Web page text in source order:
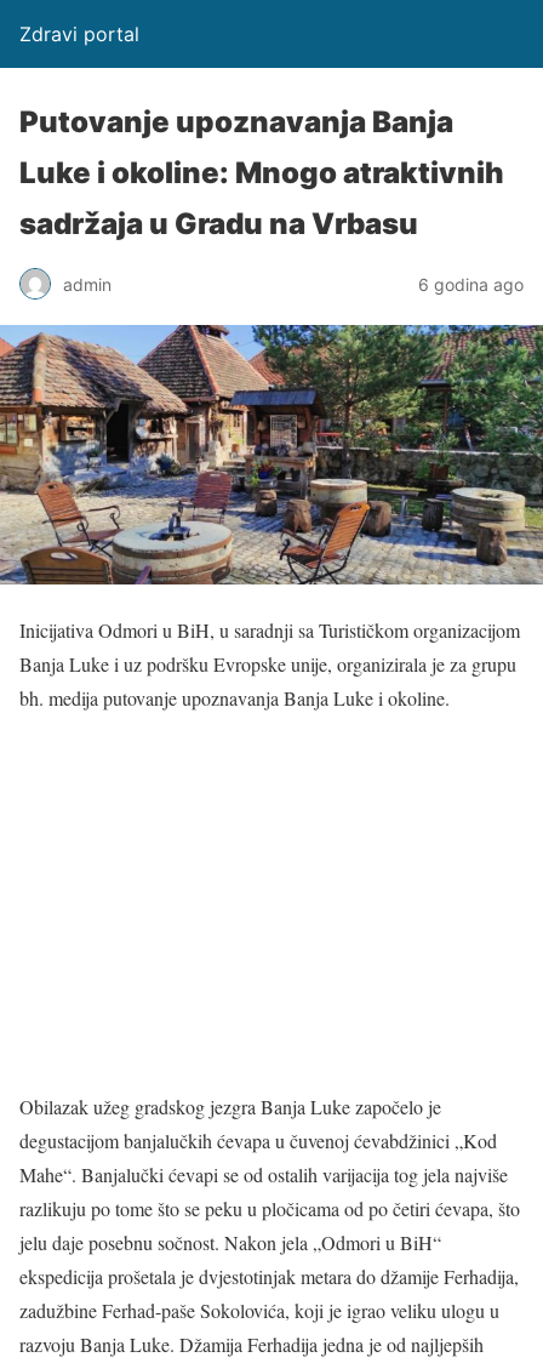
Zdravi portal
Putovanje upoznavanja Banja
Luke i okoline: Mnogo atraktivnih
sadržaja u Gradu na Vrbasu
admin 6 godina ago
Inicijativa Odmori u BiH, u saradnji sa Turističkom organizacijom
Banja Luke i uz podršku Evropske unije, organizirala je za grupu
bh. medija putovanje upoznavanja Banja Luke i okoline.
Obilazak užeg gradskog jezgra Banja Luke započelo je
degustacijom banjalučkih ćevapa u čuvenoj ćevabdžinici „Kod
Mahe“. Banjalučki ćevapi se od ostalih varijacija tog jela najviše
razlikuju po tome što se peku u pločicama od po četiri ćevapa, što
jelu daje posebnu sočnost. Nakon jela „Odmori u BiH“
ekspedicija prošetala je dvjestotinjak metara do džamije Ferhadija,
zadužbine Ferhad-paše Sokolovića, koji je igrao veliku ulogu u
razvoju Banja Luke. Džamija Ferhadija jedna je od najljepših